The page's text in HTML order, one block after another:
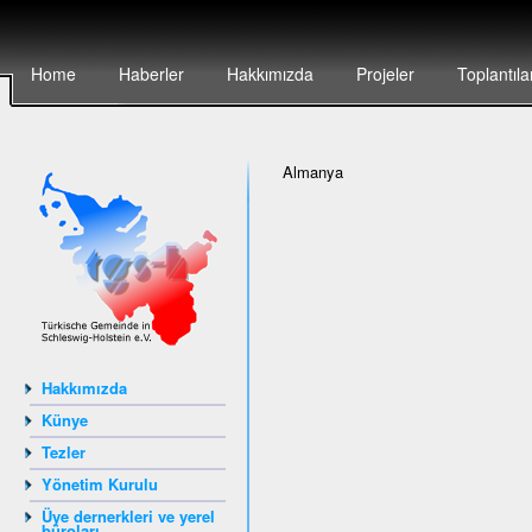
Home Haberler Hakkımızda Projeler
Hakkımızda
Künye
Tezler
Yönetim Kurulu
Üye dernerkleri ve yerel
Almanya